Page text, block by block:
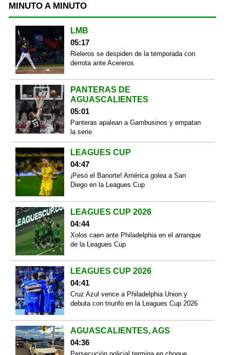
MINUTO A MINUTO
LMB
05:17
Rieleros se despiden de la temporada con
derrota ante Acereros
PANTERAS DE
AGUASCALIENTES
05:01
Panteras apalean a Gambusinos y empatan
la serie
LEAGUES CUP
04:47
¡Pesó el Banorte! América golea a San
Diego en la Leagues Cup
LEAGUES CUP 2026
04:44
Xolos caen ante Philadelphia en el arranque
de la Leagues Cup
LEAGUES CUP 2026
04:41
Cruz Azul vence a Philadelphia Union y
debuta con triunfo en la Leagues Cup 2026
AGUASCALIENTES, AGS
04:36